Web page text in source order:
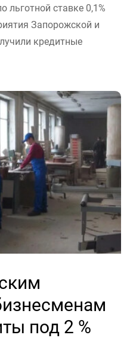
льготной ставке 0,1%
Запорожской и
кредитные
под 2 %